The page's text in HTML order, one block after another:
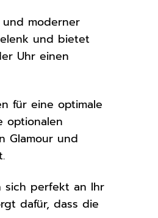
und moderner
und bietet
Uhr einen
für eine optimale
optionalen
Glamour und
sich perfekt an Ihr
dafür, dass die